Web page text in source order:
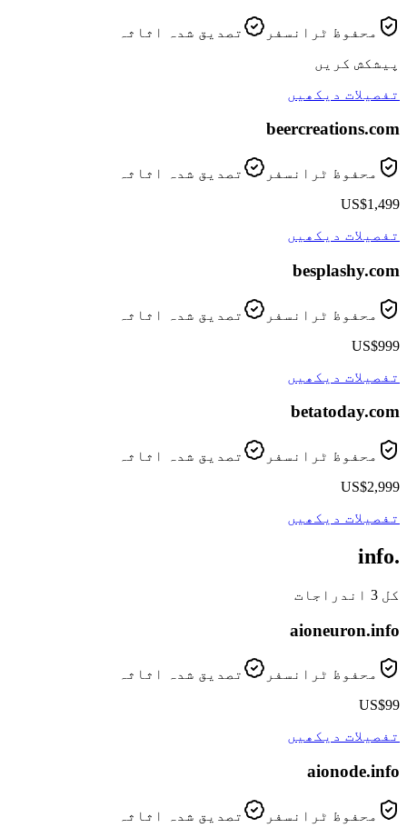
محفوظ ٹرانسفر
تصدیق شدہ اثاثہ
پیشکش کریں
تفصیلات دیکھیں
beercreations.com
محفوظ ٹرانسفر
تصدیق شدہ اثاثہ
US$1,499
تفصیلات دیکھیں
besplashy.com
محفوظ ٹرانسفر
تصدیق شدہ اثاثہ
US$999
تفصیلات دیکھیں
betatoday.com
محفوظ ٹرانسفر
تصدیق شدہ اثاثہ
US$2,999
تفصیلات دیکھیں
.info
کل 3 اندراجات
aioneuron.info
محفوظ ٹرانسفر
تصدیق شدہ اثاثہ
US$99
تفصیلات دیکھیں
aionode.info
محفوظ ٹرانسفر
تصدیق شدہ اثاثہ